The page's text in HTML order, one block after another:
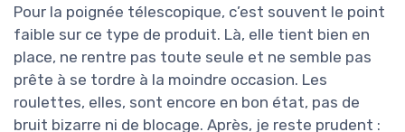
Pour la poignée télescopique, c’est souvent le point
faible sur ce type de produit. Là, elle tient bien en
place, ne rentre pas toute seule et ne semble pas
prête à se tordre à la moindre occasion. Les
roulettes, elles, sont encore en bon état, pas de
bruit bizarre ni de blocage. Après, je reste prudent :